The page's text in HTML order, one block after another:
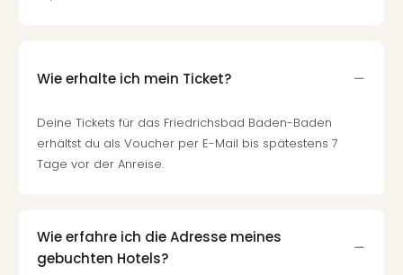
Wie erhalte ich mein Ticket?
Deine Tickets für das Friedrichsbad Baden-Baden
erhältst du als Voucher per E-Mail bis spätestens 7
Tage vor der Anreise.
Wie erfahre ich die Adresse meines
gebuchten Hotels?